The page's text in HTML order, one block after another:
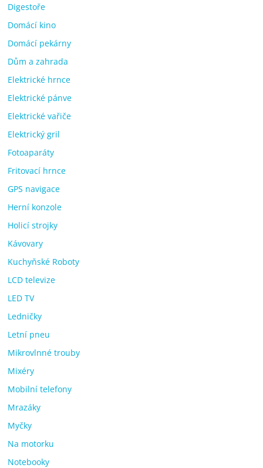
Digestoře
Domácí kino
Domácí pekárny
Dům a zahrada
Elektrické hrnce
Elektrické pánve
Elektrické vařiče
Elektrický gril
Fotoaparáty
Fritovací hrnce
GPS navigace
Herní konzole
Holicí strojky
Kávovary
Kuchyňské Roboty
LCD televize
LED TV
Ledničky
Letní pneu
Mikrovlnné trouby
Mixéry
Mobilní telefony
Mrazáky
Myčky
Na motorku
Notebooky